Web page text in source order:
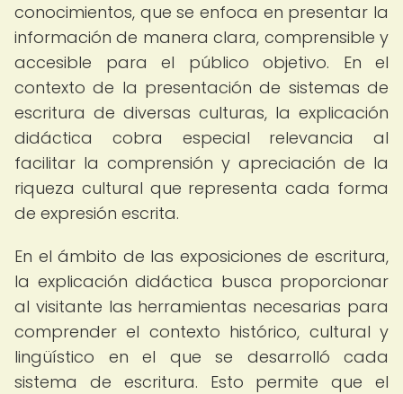
conocimientos, que se enfoca en presentar la
información de manera clara, comprensible y
accesible para el público objetivo. En el
contexto de la presentación de sistemas de
escritura de diversas culturas, la explicación
didáctica cobra especial relevancia al
facilitar la comprensión y apreciación de la
riqueza cultural que representa cada forma
de expresión escrita.
En el ámbito de las exposiciones de escritura,
la explicación didáctica busca proporcionar
al visitante las herramientas necesarias para
comprender el contexto histórico, cultural y
lingüístico en el que se desarrolló cada
sistema de escritura. Esto permite que el